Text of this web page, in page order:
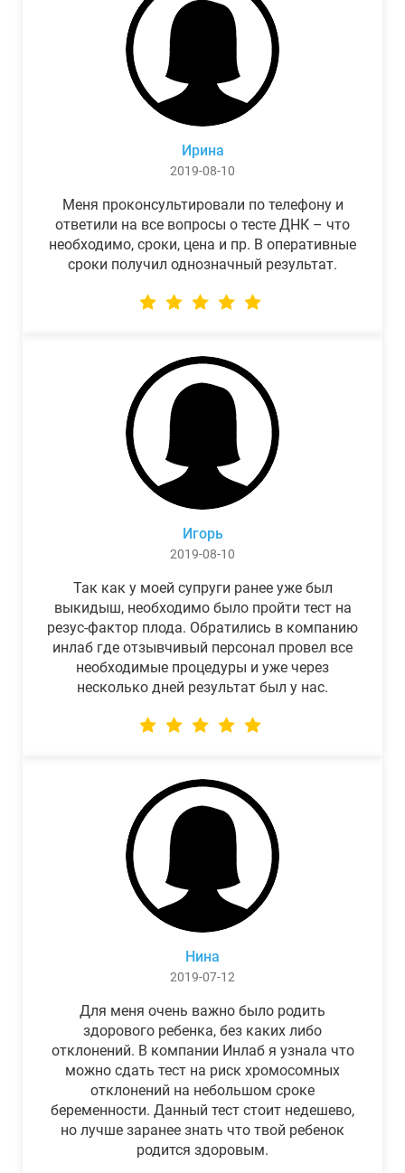
Ирина
2019-08-10
Меня проконсультировали по телефону и
ответили на все вопросы о тесте ДНК – что
необходимо, сроки, цена и пр. В оперативные
сроки получил однозначный результат.
Игорь
2019-08-10
Так как у моей супруги ранее уже был
выкидыш, необходимо было пройти тест на
резус-фактор плода. Обратились в компанию
инлаб где отзывчивый персонал провел все
необходимые процедуры и уже через
несколько дней результат был у нас.
Нина
2019-07-12
Для меня очень важно было родить
здорового ребенка, без каких либо
отклонений. В компании Инлаб я узнала что
можно сдать тест на риск хромосомных
отклонений на небольшом сроке
беременности. Данный тест стоит недешево,
но лучше заранее знать что твой ребенок
родится здоровым.